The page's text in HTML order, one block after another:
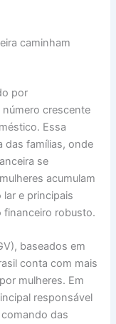
caminham
por
crescente
Essa
das famílias, onde
se
acumulam
e principais
financeiro robusto.
baseados em
conta com mais
mulheres. Em
responsável
das